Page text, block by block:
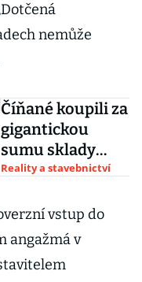
nemůže
Číňané koupili za
gigantickou
sumu sklady
Amazonu včetně
Reality a stavebnictví
vstup do
angažmá v